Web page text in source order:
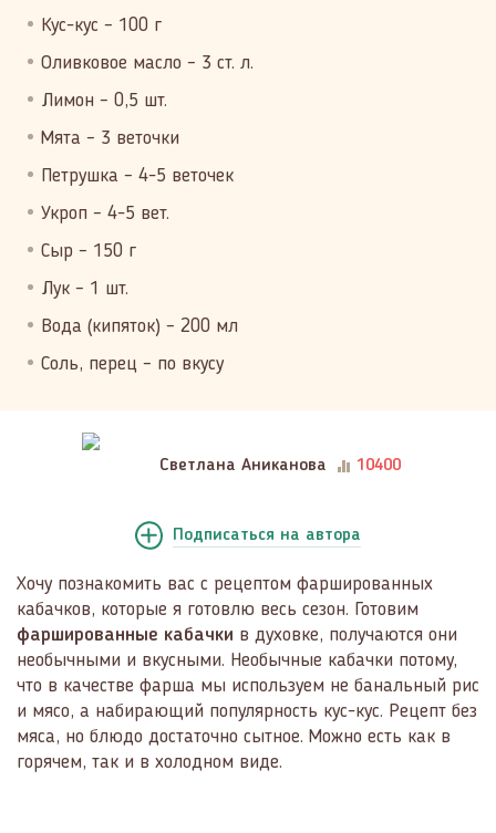
Кус-кус – 100 г
Оливковое масло – 3 ст. л.
Лимон – 0,5 шт.
Мята – 3 веточки
Петрушка – 4-5 веточек
Укроп – 4-5 вет.
Сыр – 150 г
Лук – 1 шт.
Вода (кипяток) – 200 мл
Соль, перец – по вкусу
Светлана Аниканова 10400
Подписаться на автора
Хочу познакомить вас с рецептом фаршированных
кабачков, которые я готовлю весь сезон. Готовим
фаршированные кабачки в духовке, получаются они
необычными и вкусными. Необычные кабачки потому,
что в качестве фарша мы используем не банальный рис
и мясо, а набирающий популярность кус-кус. Рецепт без
мяса, но блюдо достаточно сытное. Можно есть как в
горячем, так и в холодном виде.